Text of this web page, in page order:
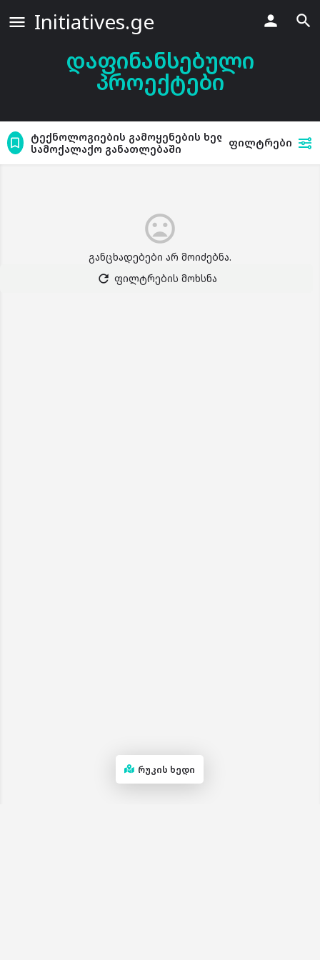
Initiatives.ge
დაფინანსებული
პროექტები
ტექნოლოგიების გამოყენების ხელშეწყობა
სამოქალაქო განათლებაში
ფილტრები
განცხადებები არ მოიძებნა.
ფილტრების მოხსნა
რუკის ხედი